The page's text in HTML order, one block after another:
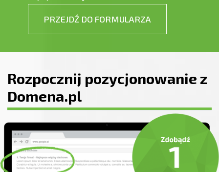
PRZEJDŹ DO FORMULARZA
Rozpocznij pozycjonowanie z
Domena.pl
Proces pozycjonowania